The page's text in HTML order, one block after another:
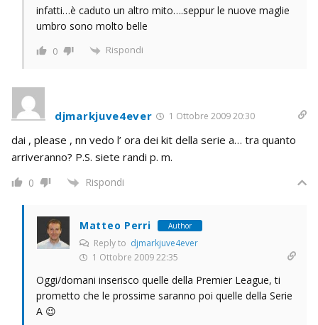
infatti…è caduto un altro mito….seppur le nuove maglie
umbro sono molto belle
0 Rispondi
djmarkjuve4ever 1 Ottobre 2009 20:30
dai , please , nn vedo l’ ora dei kit della serie a… tra quanto
arriveranno? P.S. siete randi p. m.
0 Rispondi
Matteo Perri Author
Reply to djmarkjuve4ever
1 Ottobre 2009 22:35
Oggi/domani inserisco quelle della Premier League, ti
prometto che le prossime saranno poi quelle della Serie
A 😉